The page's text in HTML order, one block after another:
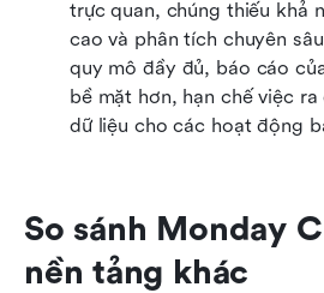
trực quan, chúng thiếu khả
cao và phân tích chuyên
quy mô đầy đủ, báo cáo
bề mặt hơn, hạn chế việc
dữ liệu cho các hoạt động
So sánh Monday
nền tảng khác